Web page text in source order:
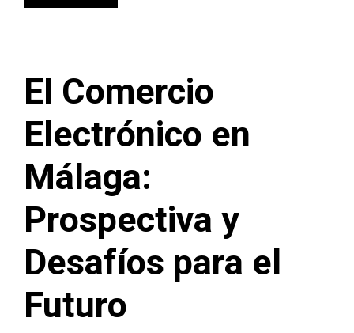
El Comercio
Electrónico en
Málaga:
Prospectiva y
Desafíos para el
Futuro